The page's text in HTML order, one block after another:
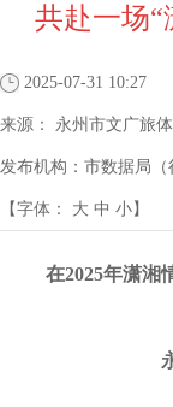
共赴一场“
2025-07-31 10:27
来源： 永州市文广旅
发布机构： 市数据局（
【字体： 大 中 小】
在2025年潇湘